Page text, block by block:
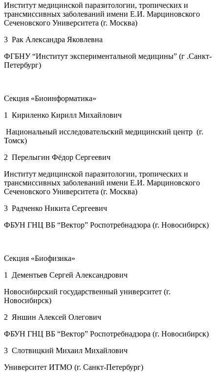
Институт медицинской паразитологии, тропических и
трансмиссивных заболеваний имени Е.И. Марциновского
Сеченовского Университета (г. Москва)
3 Рак Александра Яковлевна
ФГБНУ “Институт экспериментальной медицины” (г .Санкт-
Петербург)
Секция «Биоинформатика»
1 Кириленко Кирилл Михайлович
Национальный исследовательский медицинский центр (г.
Томск)
2 Перелыгин Фёдор Сергеевич
Институт медицинской паразитологии, тропических и
трансмиссивных заболеваний имени Е.И. Марциновского
Сеченовского Университета (г. Москва)
3 Радченко Никита Сергеевич
ФБУН ГНЦ ВБ “Вектор” Роспотребнадзора (г. Новосибирск)
Секция «Биофизика»
1 Дементьев Сергей Александрович
Новосибирский государственный университет (г.
Новосибирск)
2 Яншин Алексей Олегович
ФБУН ГНЦ ВБ “Вектор” Роспотребнадзора (г. Новосибирск)
3 Слотвицкий Михаил Михайлович
Университет ИТМО (г. Санкт-Петербург)